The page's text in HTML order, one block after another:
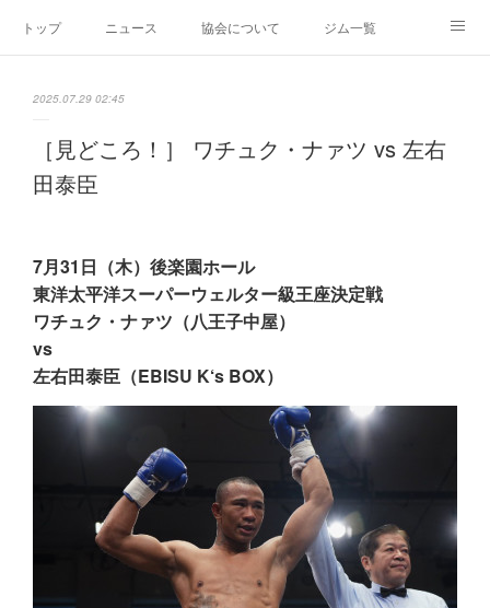
トップ ニュース 協会について ジム一覧
2025.07.29 02:45
［見どころ！］ ワチュク・ナァツ vs 左右
田泰臣
7月31日（木）後楽園ホール
東洋太平洋スーパーウェルター級王座決定戦
ワチュク・ナァツ（八王子中屋）
vs
左右田泰臣（EBISU K‘s BOX）